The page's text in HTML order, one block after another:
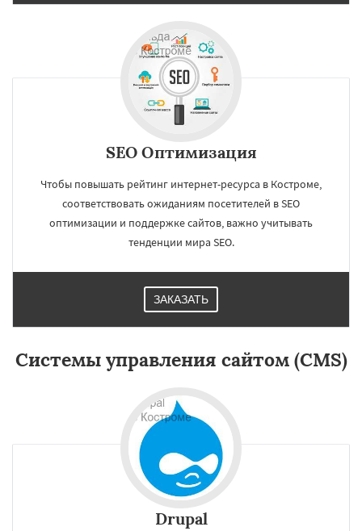
регионам
×
Новороссийск
Таганрог Мытищи
Комсомольск-на-Амуре
Нальчик
Шахты
Благовещенск
Великий Новгород
Ангарск Псков
Южно-Сахалинск Бийск
SEO Оптимизация
Чтобы повышать рейтинг интернет-ресурса в Костроме,
соответствовать ожиданиям посетителей в SEO
оптимизации и поддержке сайтов, важно учитывать
тенденции мира SEO.
ЗАКАЗАТЬ
Системы управления сайтом (CMS)
Drupal
×
Даю согласие на обработку персональных данных